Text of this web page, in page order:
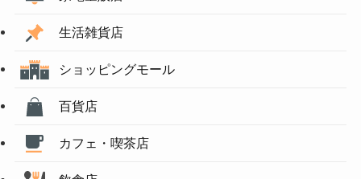
生活雑貨店
ショッピングモール
百貨店
カフェ・喫茶店